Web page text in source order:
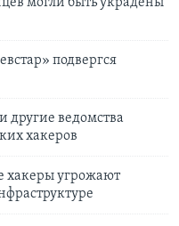
могли быть украдены
подвергся
ведомства
хакеров
хакеры угрожают